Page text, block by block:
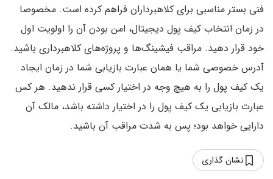
فنی بستر مناسبی برای کلاهبرداران فراهم کرده است. مخصوصا
در زمان انتخاب کیف پول دیجیتال، امن بودن آن را اولویت اول
خود قرار دهید. مراقب فیشینگ‌ها و پروژه‌های کلاهبرداری باشید.
آدرس خصوصی شما یا همان عبارت بازیابی شما در زمان ایجاد
یک کیف پول را به هیچ وجه در اختیار کسی قرار ندهید. هر کس
عبارت بازیابی یک کیف پول را در اختیار داشته باشد، مالک آن
دارایی خواهد بود؛ پس به شدت مراقب آن باشید.
نشان گذاری